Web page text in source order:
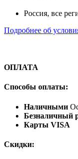
Россия, все
Подробнее об
ОПЛАТА
Способы оплаты:
Наличными
Безналичный
Карты VISA
Скидки: